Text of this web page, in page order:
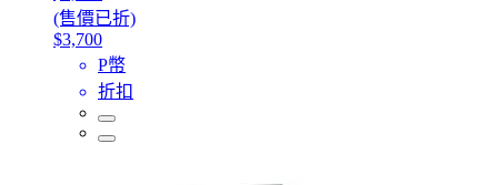
(售價已折)
$3,700
P幣
折扣